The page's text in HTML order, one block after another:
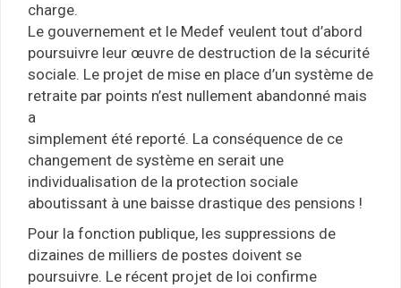
charge.
Le gouvernement et le Medef veulent tout d’abord
poursuivre leur œuvre de destruction de la sécurité
sociale. Le projet de mise en place d’un système de
retraite par points n’est nullement abandonné mais
a
simplement été reporté. La conséquence de ce
changement de système en serait une
individualisation de la protection sociale
aboutissant à une baisse drastique des pensions !
Pour la fonction publique, les suppressions de
dizaines de milliers de postes doivent se
poursuivre. Le récent projet de loi confirme